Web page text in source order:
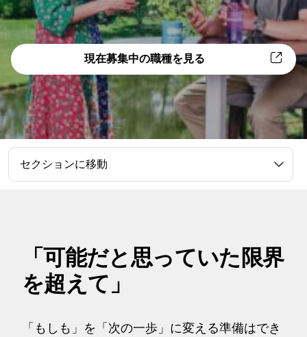
現在募集中の職種を見る
セクションに移動
「可能だと思っていた限界
を超えて」
「もしも」を「次の一歩」に変える準備はでき